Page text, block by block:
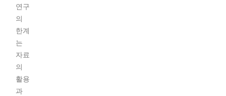
연구
의
한계
는
자료
의
활용
과